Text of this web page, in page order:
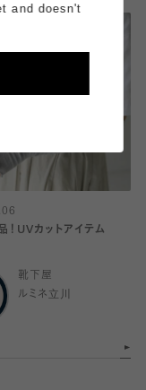
！UVカットアイテム
靴下屋
ルミネ立川
and doesn't